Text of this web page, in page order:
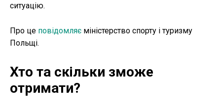
ситуацію.
Про це повідомляє міністерство спорту і туризму
Польщі.
Хто та скільки зможе
отримати?